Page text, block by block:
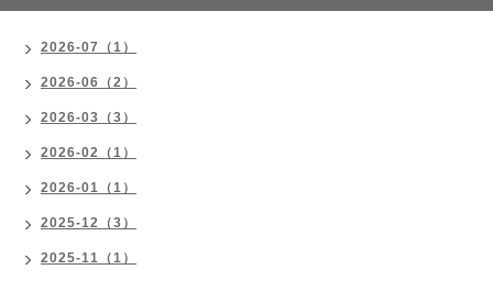
2026-07（1）
2026-06（2）
2026-03（3）
2026-02（1）
2026-01（1）
2025-12（3）
2025-11（1）